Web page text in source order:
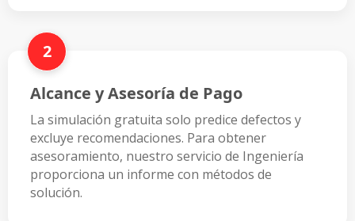
Alcance y Asesoría de Pago
La simulación gratuita solo predice defectos y
excluye recomendaciones. Para obtener
asesoramiento, nuestro servicio de Ingeniería
proporciona un informe con métodos de
solución.
2